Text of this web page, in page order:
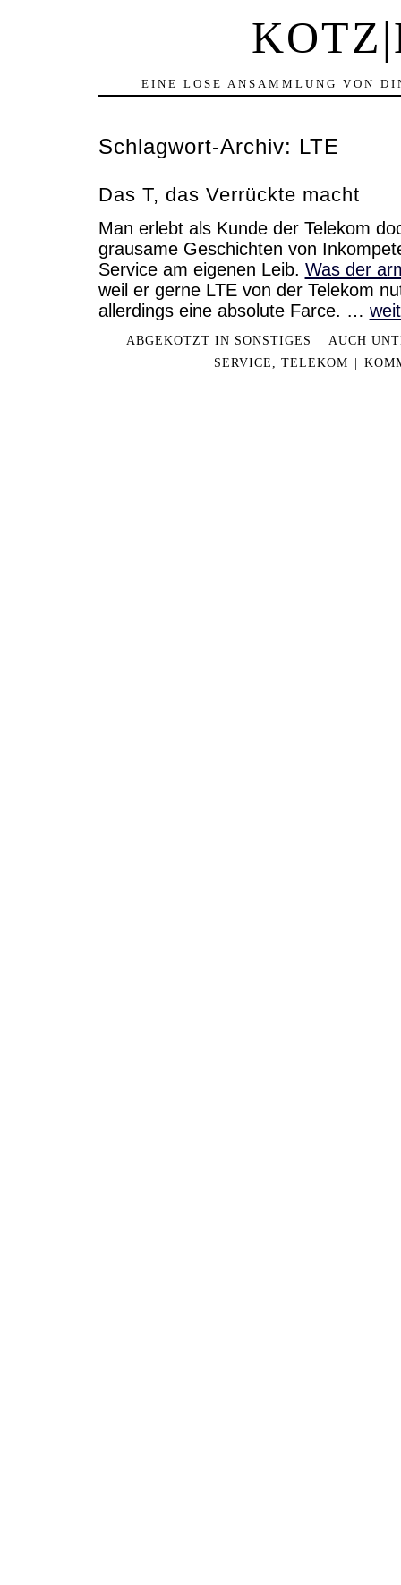
EINE LOSE ANSAMMLUNG VON
Schlagwort-Archiv: LTE
Das T, das Verrückte macht
Man erlebt als Kunde der Telekom
grausame Geschichten von
Service am eigenen Leib. Was der
weil er gerne LTE von der Telekom
allerdings eine absolute Farce. …
ABGEKOTZT IN SONSTIGES |
AUCH
SERVICE
TELEKOM |